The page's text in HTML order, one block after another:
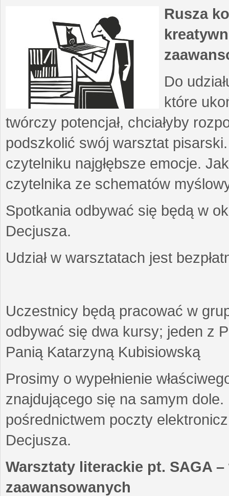
Rusza
Do
które
twórczy potencjał, chciałyby
podszkolić swój warsztat
czytelniku najgłębsze emocje.
czytelnika ze schematów
Spotkania odbywać się będą w
Decjusza.
Udział w warsztatach jest
Uczestnicy będą pracować w
odbywać się dwa kursy; jeden z
Panią Katarzyną Kubisiowską
Prosimy o wypełnienie
znajdującego się na samym
pośrednictwem poczty
Decjusza.
Warsztaty literackie pt. SAGA
zaawansowanych